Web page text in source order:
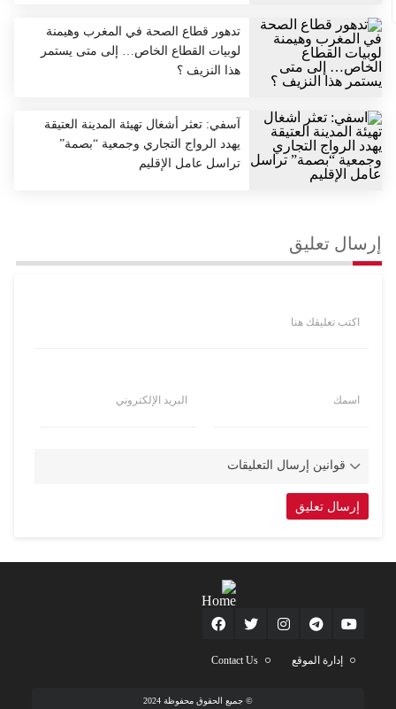
تدهور قطاع الصحة في المغرب وهيمنة
لوبيات القطاع الخاص… إلى متى يستمر
هذا النزيف ؟
آسفي: تعثر أشغال تهيئة المدينة العتيقة
يهدد الرواج التجاري وجمعية “بصمة”
تراسل عامل الإقليم ​
إرسال تعليق
اكتب تعليقك هنا
اسمك البريد الإلكتروني
قوانين إرسال التعليقات
إدارة الموقع Contact Us
© جميع الحقوق محفوظة 2024